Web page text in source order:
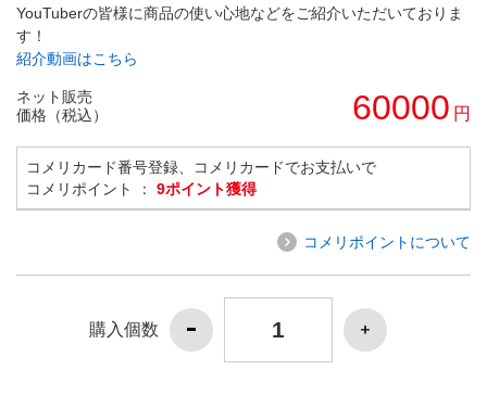
YouTuberの皆様に商品の使い心地などをご紹介いただいておりま
す！
紹介動画はこちら
ネット販売
価格（税込）
60000 円
コメリカード番号登録、コメリカードでお支払いで
コメリポイント ： 9ポイント獲得
コメリポイントについて
購入個数